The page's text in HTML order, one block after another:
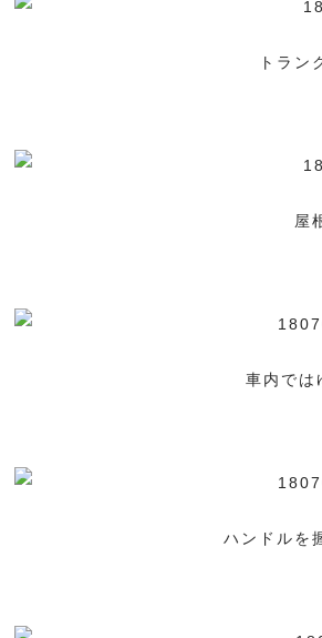
トラン
屋
車内では
ハンドルを